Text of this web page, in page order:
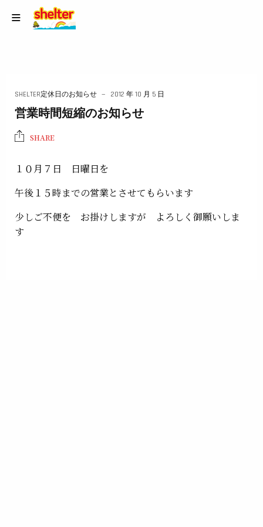
SHELTER定休日のお知らせ 2012 年 10 月 5 日
営業時間短縮のお知らせ
SHARE
１０月７日 日曜日を
午後１５時までの営業とさせてもらいます
少しご不便を お掛けしますが よろしく御願いしま
す